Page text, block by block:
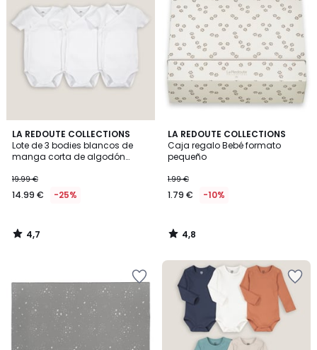
LA REDOUTE COLLECTIONS
Lote de 3 bodies blancos de
manga corta de algodón
19.99 €
14.99 € -25%
4,7
/ 5
4,7
/
LA REDOUTE COLLECTIONS
Caja regalo Bebé formato
pequeño
1.99 €
1.79 € -10%
4,8
/ 5
4,8
/